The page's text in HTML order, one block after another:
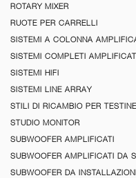
ROTARY MIXER
RUOTE PER CARRELLI
SISTEMI A COLONNA
SISTEMI COMPLETI
SISTEMI HIFI
SISTEMI LINE ARRAY
STILI DI RICAMBIO PER TESTINE
STUDIO MONITOR
SUBWOOFER AMPLIFICATI
SUBWOOFER AMPLIFICATI DA
SUBWOOFER DA